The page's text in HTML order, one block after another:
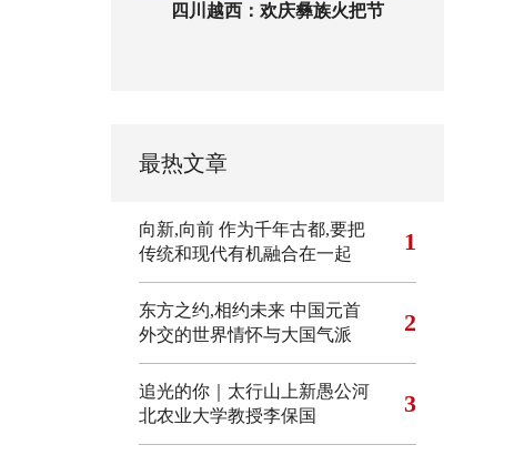
四川越西：欢庆彝族火把节
最热文章
向新,向前 作为千年古都,要把
传统和现代有机融合在一起
1
东方之约,相约未来 中国元首
外交的世界情怀与大国气派
2
追光的你｜太行山上新愚公河
北农业大学教授李保国
3